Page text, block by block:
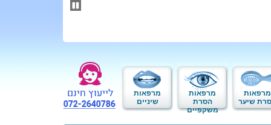
מרפאות
שיער
מרפאות
הסרת
משקפיים
מרפאות
שיניים